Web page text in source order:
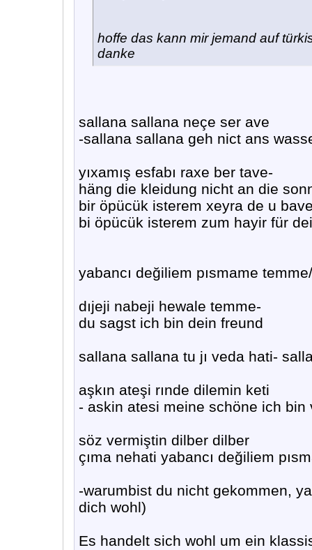
hoffe das kann mir jemand auf
danke
sallana sallana neçe ser ave
-sallana sallana geh nict ans
yıxamış esfabı raxe ber tave-
häng die kleidung nicht an die
bir öpücük isterem xeyra de u
bi öpücük isterem zum hayir für
yabancı değiliem pısmame
dıjeji nabeji hewale temme-
du sagst ich bin dein freund
sallana sallana tu jı veda hati-
aşkın ateşi rınde dilemin keti
- askin atesi meine schöne ich bin
söz vermiştin dilber dilber
çıma nehati yabancı değiliem
-warumbist du nicht gekommen,
dich wohl)
Es handelt sich wohl um ein